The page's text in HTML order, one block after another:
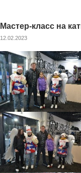
Мастер-класс на
12.02.2023